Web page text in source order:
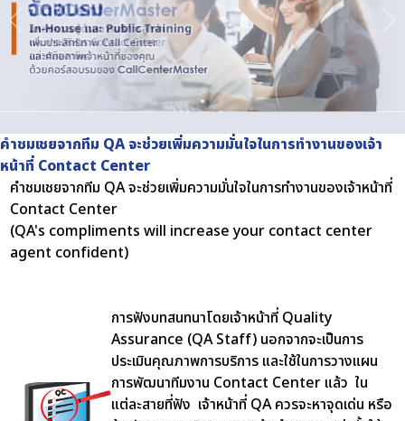
คำชมเชยจากทีม QA จะช่วยเพิ่มความมั่นใจในการทำงานของเจ้า
หน้าที่ Contact Center
คำชมเชยจากทีม QA จะช่วยเพิ่มความมั่นใจในการทำงานของเจ้าหน้าที่
Contact Center
(QA's compliments will increase your contact center
agent confident)
การฟังบทสนทนาโดยเจ้าหน้าที่ Quality
Assurance (QA Staff) นอกจากจะเป็นการ
ประเมินคุณภาพการบริการ และใช้ในการวางแผน
การพัฒนาทีมงาน Contact Center แล้ว ใน
แต่ละสายที่ฟัง เจ้าหน้าที่ QA ควรจะหาจุดเด่น หรือ